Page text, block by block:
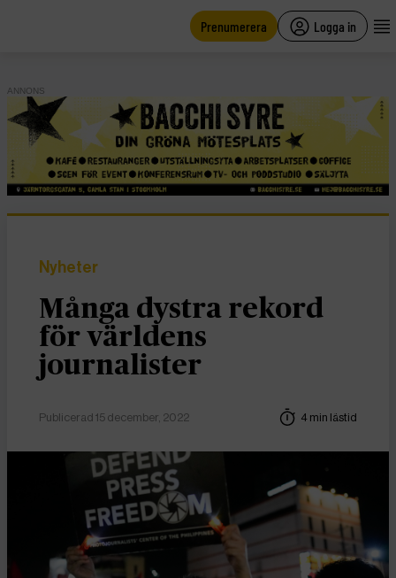
Prenumerera Logga in
ANNONS
Nyheter
Många dystra rekord
för världens
journalister
Publicerad 15 december, 2022 4 min lästid